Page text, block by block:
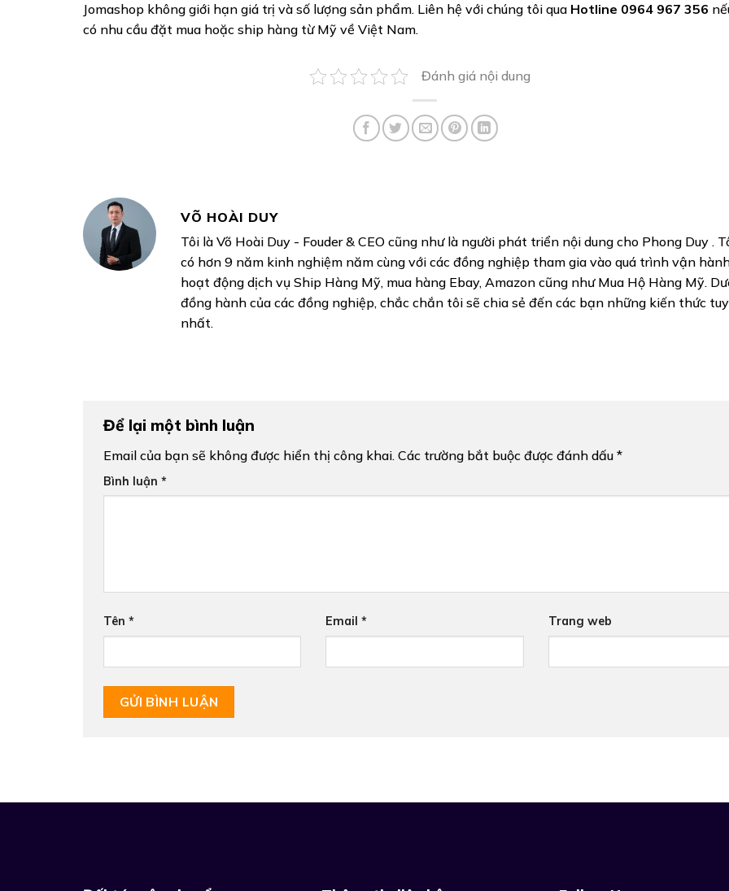
Jomashop không giới hạn giá trị và số lượng sản phẩm. Liên hệ với chúng tôi qua Hotline 0964 967 356
có nhu cầu đặt mua hoặc ship hàng từ Mỹ về Việt Nam.
Đánh giá nội dung
VÕ HOÀI DUY
Tôi là Võ Hoài Duy - Fouder & CEO cũng như là người phát triển nội dung cho Phong Duy .
có hơn 9 năm kinh nghiệm năm cùng với các đồng nghiệp tham gia vào quá trình vận
hoạt động dịch vụ Ship Hàng Mỹ, mua hàng Ebay, Amazon cũng như Mua Hộ Hàng Mỹ.
đồng hành của các đồng nghiệp, chắc chắn tôi sẽ chia sẻ đến các bạn những kiến thức
nhất.
Để lại một bình luận
Email của bạn sẽ không được hiển thị công khai. Các trường bắt buộc được đánh dấu *
Bình luận *
Tên * Email* Trang web